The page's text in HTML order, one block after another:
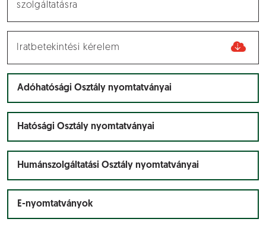
szolgáltatásra
Iratbetekintési kérelem
Adóhatósági Osztály nyomtatványai
Hatósági Osztály nyomtatványai
Humánszolgáltatási Osztály nyomtatványai
E-nyomtatványok